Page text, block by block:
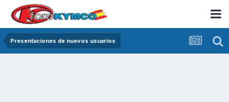
Presentaciones de nuevos usuarios